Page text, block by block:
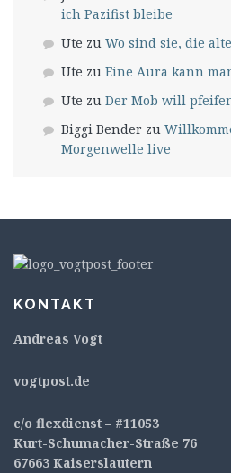
ich Pazifist bleibe
Ute zu Wo sind sie, die
Ute zu Eine Aura kann
Ute zu Der Mob will
Biggi Bender zu
Morgenwelle live
KONTAKT
Andreas Vogt
vogtpost.de
c/o flexdienst – #11053
Kurt-Schumacher-Straße 76
67663 Kaiserslautern